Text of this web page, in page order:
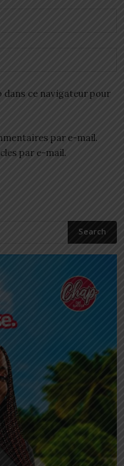
ce navigateur pour
par e-mail.
par e-mail.